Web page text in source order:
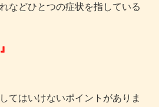
などひとつの症状を指している
てはいけないポイントがありま